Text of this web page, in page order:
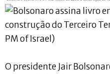
O presidente Jair